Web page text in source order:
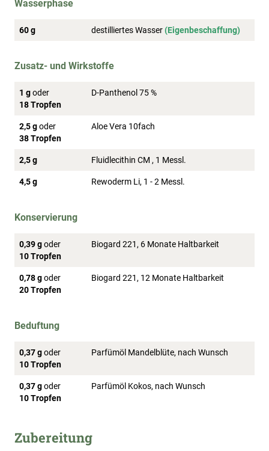
Wasserphase
60 g destilliertes Wasser(Eigenbeschaffung)
Zusatz- und Wirkstoffe
1 goder
18 Tropfen
D-Panthenol 75 %
2,5 goder
38 Tropfen
Aloe Vera 10fach
2,5 g Fluidlecithin CM , 1 Messl.
4,5 g Rewoderm Li, 1 - 2 Messl.
Konservierung
0,39 goder
10 Tropfen
Biogard 221, 6 Monate Haltbarkeit
0,78 goder
20 Tropfen
Biogard 221, 12 Monate Haltbarkeit
Beduftung
0,37 goder
10 Tropfen
Parfümöl Mandelblüte, nach Wunsch
0,37 goder
10 Tropfen
Parfümöl Kokos, nach Wunsch
Zubereitung